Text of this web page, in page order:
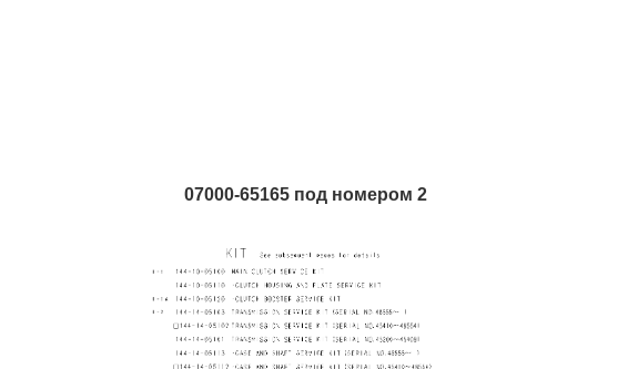
07000-65165 под номером 2